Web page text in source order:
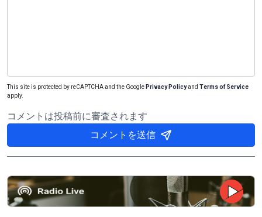
This site is protected by reCAPTCHA and the Google Privacy Policyand Terms of Service
apply.
コメントは投稿前に審査されます
コメントを送信